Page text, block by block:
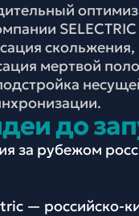
мертвой
до
за рубежом
— российско-